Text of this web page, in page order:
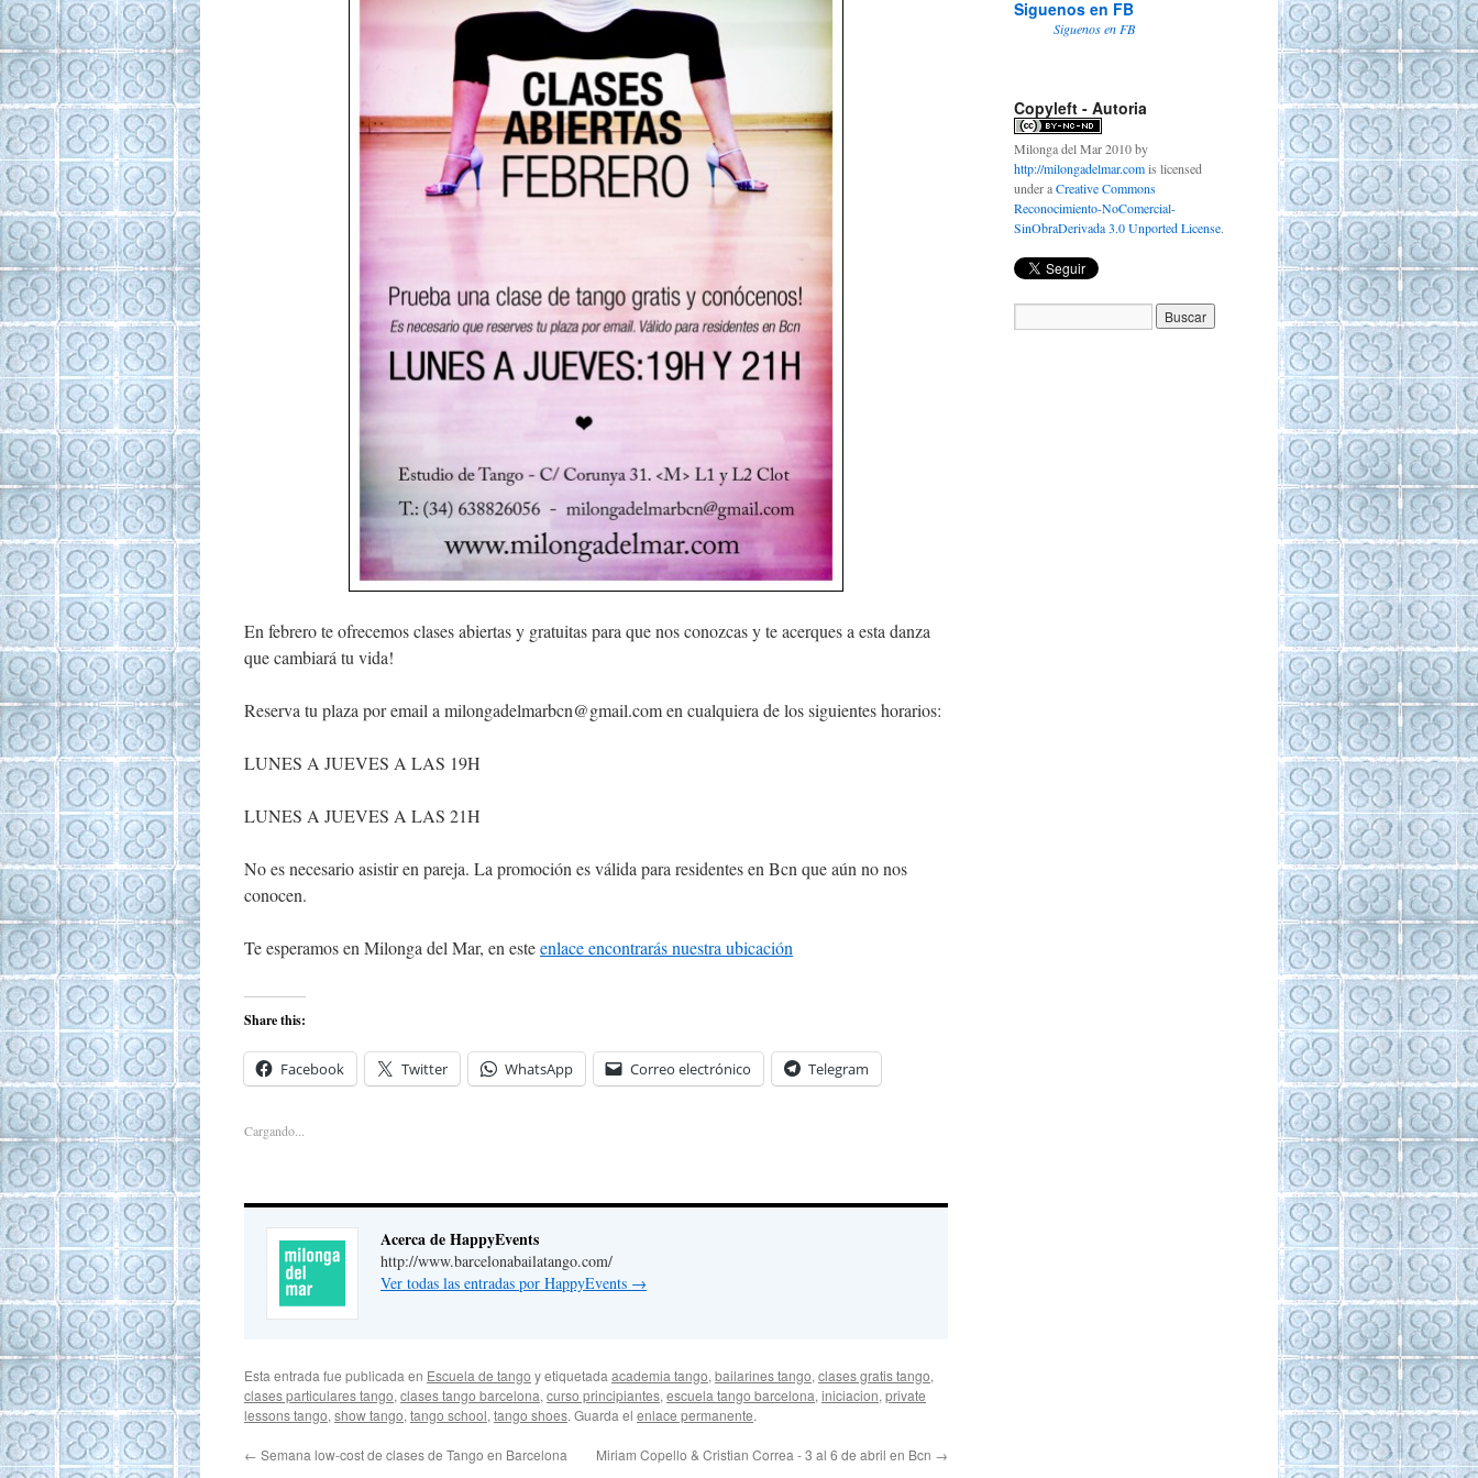
En febrero te ofrecemos clases abiertas y gratuitas para que nos conozcas y te acerques a esta danza
que cambiará tu vida!
Reserva tu plaza por email a milongadelmarbcn@gmail.comen cualquiera de los siguientes horarios:
LUNES A JUEVES A LAS 19H
LUNES A JUEVES A LAS 21H
No es necesario asistir en pareja. La promoción es válida para residentes en Bcn que aún no nos
conocen.
Te esperamos en Milonga del Mar, en esteenlace encontrarás nuestra ubicación
Share this:
Facebook Twitter WhatsApp Correo electrónico Telegram
Cargando...
Acerca de HappyEvents
http://www.barcelonabailatango.com/
Ver todas las entradas por HappyEvents →
Esta entrada fue publicada en Escuela de tango y etiquetada academia tango, bailarines tango, clases gratis tango,
clases particulares tango, clases tango barcelona, curso principiantes, escuela tango barcelona, iniciacion, private
lessons tango, show tango, tango school, tango shoes. Guarda el enlace permanente.
← Semana low-cost de clases de Tango en Barcelona Miriam Copello & Cristian Correa - 3 al 6 de abril en Bcn →
Siguenos en FB
Siguenos en FB
Copyleft - Autoria
Milonga del Mar 2010by
http://milongadelmar.comis licensed
under aCreative Commons
Reconocimiento-NoComercial-
SinObraDerivada 3.0 Unported License.